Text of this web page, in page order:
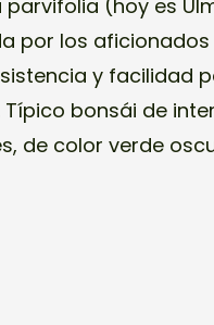
(hoy es
por los
y facilidad
bonsái de
de color verde
En zonas más
llega a perderlas.
producirán en